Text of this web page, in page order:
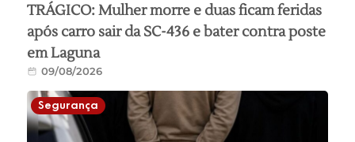
TRÁGICO: Mulher morre e duas ficam feridas
após carro sair da SC-436 e bater contra poste
em Laguna
09/08/2026
Segurança